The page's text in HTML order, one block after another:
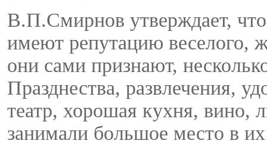
В.П.Смирнов утверждает,
имеют репутацию веселого,
они сами признают,
Празднества, развлечения,
театр, хорошая кухня, вино,
занимали большое место в